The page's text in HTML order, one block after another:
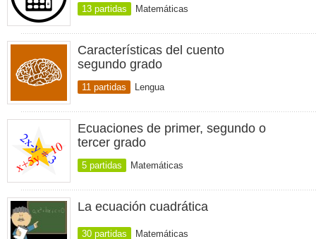
13 partidas Matemáticas
Características del cuento
segundo grado
11 partidas Lengua
Ecuaciones de primer, segundo o
tercer grado
5 partidas Matemáticas
La ecuación cuadrática
30 partidas Matemáticas